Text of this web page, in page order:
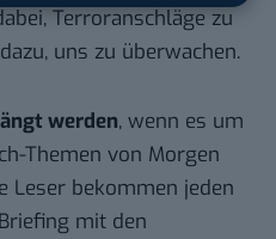
Terroranschläge zu
uns zu überwachen.
werden, wenn es um
Themen von Morgen
Leser bekommen jeden
mit den